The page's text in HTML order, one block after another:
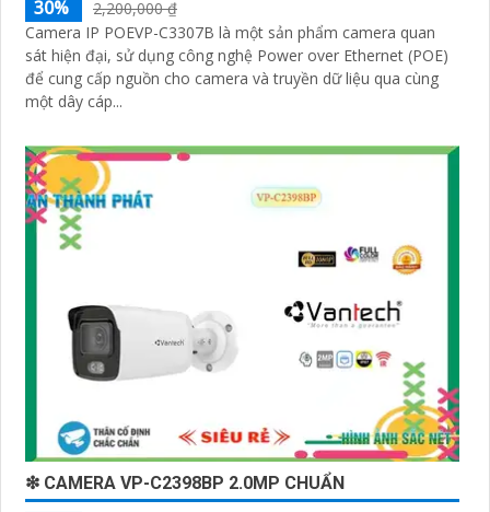
30%
2,200,000 ₫
Camera IP POEVP-C3307B là một sản phẩm camera quan
sát hiện đại, sử dụng công nghệ Power over Ethernet (POE)
để cung cấp nguồn cho camera và truyền dữ liệu qua cùng
một dây cáp...
❇ CAMERA VP-C2398BP 2.0MP CHUẨN